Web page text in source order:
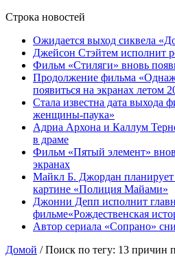
Строка новостей
Ожидается выход сиквела
Джейсон Стэйтем исполнит
Фильм «Стиляги» вновь
Продолжение фильма
появиться на экранах летом
Стала известна дата выхода
женщины-паука»
Адриа Архона и Каллум
в драме
Фильм «Пятый элемент»
экранах
Майкл Б. Джордан планирует
картине «Полиция Майами»
Джонни Депп исполнит
фильме«Рождественская
Автор сериала «Сопрано»
Домой / Поиск по тегу: 13 причин